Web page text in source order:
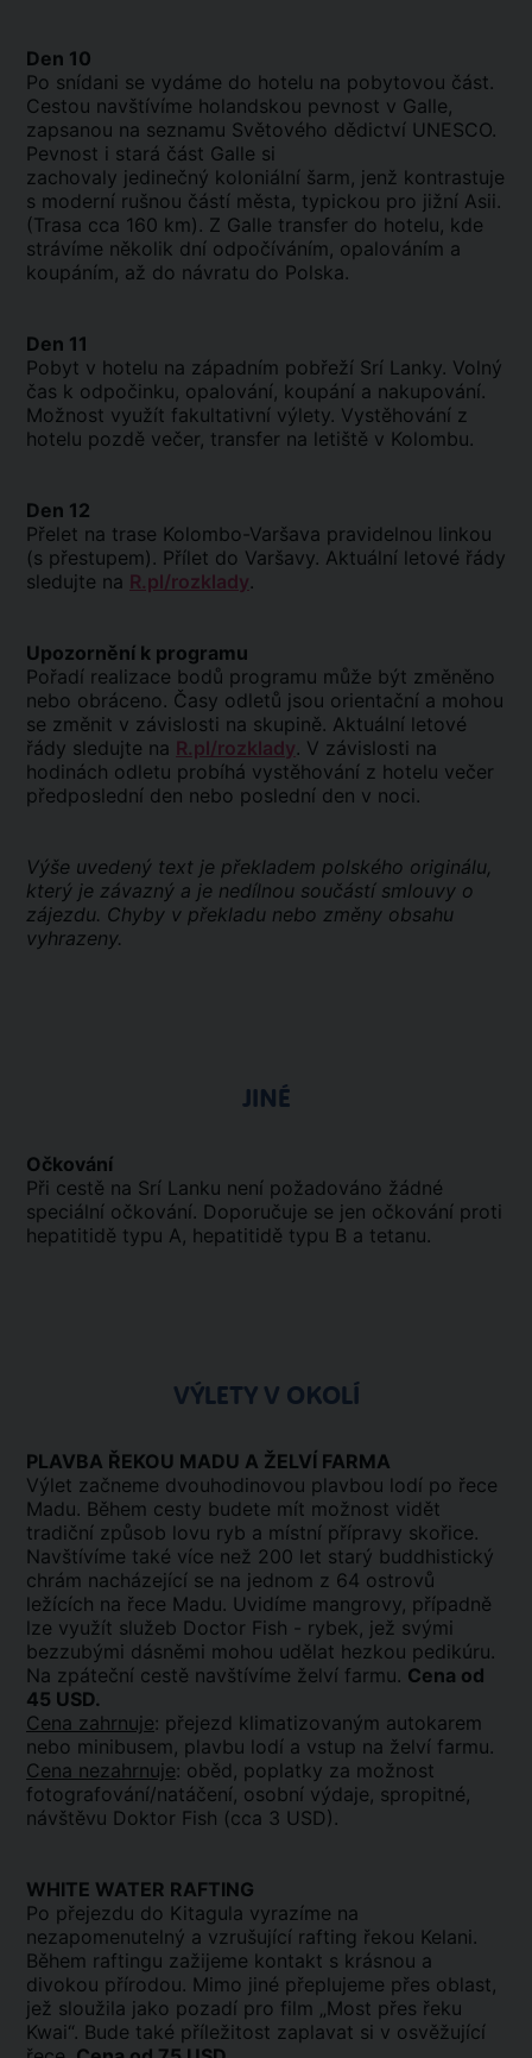
Den 10
Po snídani se vydáme do hotelu na pobytovou část.
Cestou navštívíme holandskou pevnost v Galle,
zapsanou na seznamu Světového dědictví UNESCO.
Pevnost i stará část Galle si
zachovaly jedinečný koloniální šarm, jenž kontrastuje
s moderní rušnou částí města, typickou pro jižní Asii.
(Trasa cca 160 km). Z Galle transfer do hotelu, kde
strávíme několik dní odpočíváním, opalováním a
koupáním, až do návratu do Polska.
Den 11
Pobyt v hotelu na západním pobřeží Srí Lanky. Volný
čas k odpočinku, opalování, koupání a nakupování.
Možnost využít fakultativní výlety. Vystěhování z
hotelu pozdě večer, transfer na letiště v Kolombu.
Den 12
Přelet na trase Kolombo-Varšava pravidelnou linkou
(s přestupem). Přílet do Varšavy. Aktuální letové řády
sledujte na R.pl/rozklady.
Upozornění k programu
Pořadí realizace bodů programu může být změněno
nebo obráceno. Časy odletů jsou orientační a mohou
se změnit v závislosti na skupině. Aktuální letové
řády sledujte na R.pl/rozklady. V závislosti na
hodinách odletu probíhá vystěhování z hotelu večer
předposlední den nebo poslední den v noci.
Výše uvedený text je překladem polského originálu,
který je závazný a je nedílnou součástí smlouvy o
zájezdu. Chyby v překladu nebo změny obsahu
vyhrazeny.
JINÉ
Očkování
Při cestě na Srí Lanku není požadováno žádné
speciální očkování. Doporučuje se jen očkování proti
hepatitidě typu A, hepatitidě typu B a tetanu.
VÝLETY V OKOLÍ
PLAVBA ŘEKOU MADU A ŽELVÍ FARMA
Výlet začneme dvouhodinovou plavbou lodí po řece
Madu. Během cesty budete mít možnost vidět
tradiční způsob lovu ryb a místní přípravy skořice.
Navštívíme také více než 200 let starý buddhistický
chrám nacházející se na jednom z 64 ostrovů
ležících na řece Madu. Uvidíme mangrovy, případně
lze využít služeb Doctor Fish - rybek, jež svými
bezzubými dásněmi mohou udělat hezkou pedikúru.
Na zpáteční cestě navštívíme želví farmu. Cena od
45 USD.
Cena zahrnuje: přejezd klimatizovaným autokarem
nebo minibusem, plavbu lodí a vstup na želví farmu.
Cena nezahrnuje: oběd, poplatky za možnost
fotografování/natáčení, osobní výdaje, spropitné,
návštěvu Doktor Fish (cca 3 USD).
WHITE WATER RAFTING
Po přejezdu do Kitagula vyrazíme na
nezapomenutelný a vzrušující rafting řekou Kelani.
Během raftingu zažijeme kontakt s krásnou a
divokou přírodou. Mimo jiné přeplujeme přes oblast,
jež sloužila jako pozadí pro film „Most přes řeku
Kwai“. Bude také příležitost zaplavat si v osvěžující